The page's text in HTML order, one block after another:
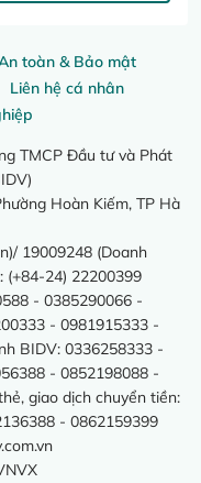
toàn & Bảo mật
Liên hệ cá nhân
TMCP Đầu tư và Phát
Hoàn Kiếm, TP Hà
19009248 (Doanh
(+84-24) 22200399
- 0385290066 -
- 0981915333 -
BIDV: 0336258333 -
- 0852198088 -
giao dịch chuyển tiền:
- 0862159399